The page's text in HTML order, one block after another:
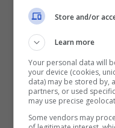
sconsiderato.
fatto male
“La Juventus – ha
mandato via in
il docufilm in 8
consentito a ‘Prime
più sciagurato
Store and/or
Learn more
Your personal data will
your device (cookies,
data) may be stored by,
partners, or used
may use precise
Some vendors may